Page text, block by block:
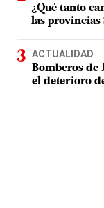
¿Qué tanto
las provincias
ACTUALIDAD
Bomberos de
el deterioro